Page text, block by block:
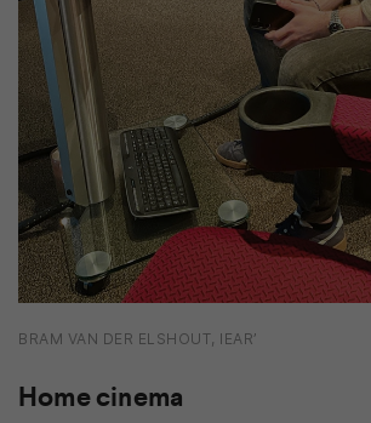
BRAM VAN DER ELSHOUT, IEAR’
Home cinema